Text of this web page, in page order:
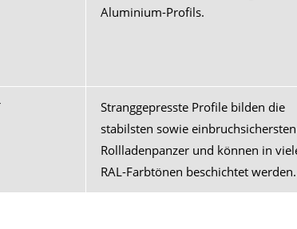
Aluminium-Profils.
Stranggepresste Profile bilden die
stabilsten sowie einbruchsichersten
Rollladenpanzer und können in
RAL-Farbtönen beschichtet werden.